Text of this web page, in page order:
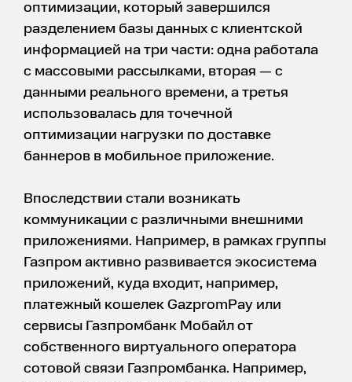
оптимизации, который завершился
разделением базы данных с клиентской
информацией на три части: одна работала
с массовыми рассылками, вторая — с
данными реального времени, а третья
использовалась для точечной
оптимизации нагрузки по доставке
баннеров в мобильное приложение.
Впоследствии стали возникать
коммуникации с различными внешними
приложениями. Например, в рамках группы
Газпром активно развивается экосистема
приложений, куда входит, например,
платежный кошелек GazpromPay или
сервисы Газпромбанк Мобайл от
собственного виртуального оператора
сотовой связи Газпромбанка. Например,